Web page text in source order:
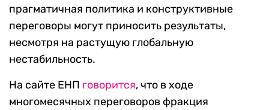
прагматичная политика и конструктивные
переговоры могут приносить результаты,
несмотря на растущую глобальную
нестабильность.
На сайте ЕНП говорится, что в ходе
многомесячных переговоров фракция